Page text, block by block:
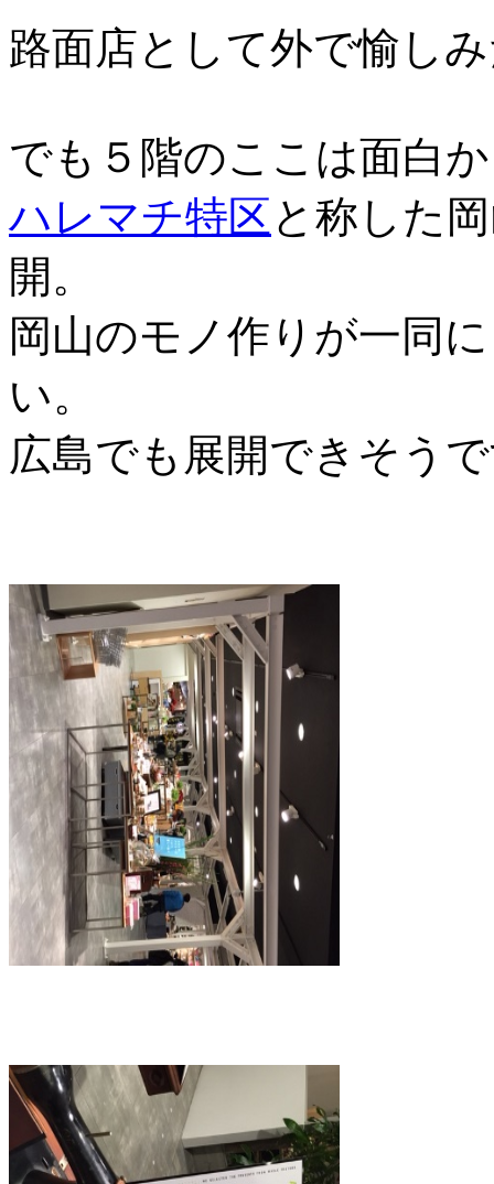
路面店として外で愉し
でも５階のここは面白
ハレマチ特区と称した
開。
岡山のモノ作りが一同
い。
広島でも展開できそう